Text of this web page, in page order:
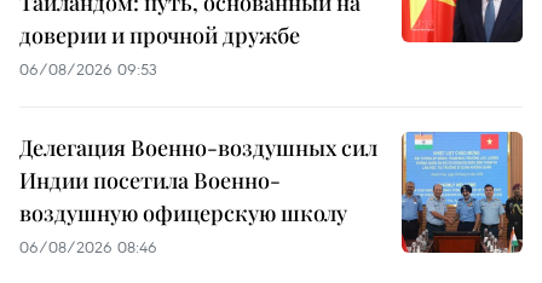
доверии и прочной дружбе
06/08/2026 09:53
Делегация Военно-воздушных сил
Индии посетила Военно-
воздушную офицерскую школу
06/08/2026 08:46